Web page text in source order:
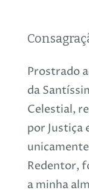
Prostrado
da
Celestial,
por Justiça
Redentor,
a minha